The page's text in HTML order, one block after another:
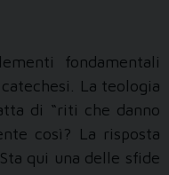
fondamentali
La teologia
di “riti che danno
così? La risposta
qui una delle sfide